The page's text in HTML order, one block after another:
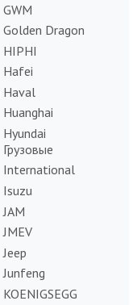
GWM
Golden Dragon
HIPHI
Hafei
Haval
Huanghai
Hyundai
Грузовые
International
Isuzu
JAM
JMEV
Jeep
Junfeng
KOENIGSEGG